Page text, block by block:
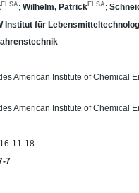
ELSA ;Wilhelm, PatrickELSA ;
Institut für
American Institute of Chemical
American Institute of Chemical
11-18
7